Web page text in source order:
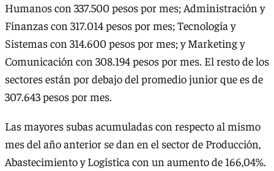
Humanos con 337.500 pesos por mes; Administración y
Finanzas con 317.014 pesos por mes; Tecnología y
Sistemas con 314.600 pesos por mes; y Marketing y
Comunicación con 308.194 pesos por mes. El resto de los
sectores están por debajo del promedio junior que es de
307.643 pesos por mes.
Las mayores subas acumuladas con respecto al mismo
mes del año anterior se dan en el sector de Producción,
Abastecimiento y Logística con un aumento de 166,04%.